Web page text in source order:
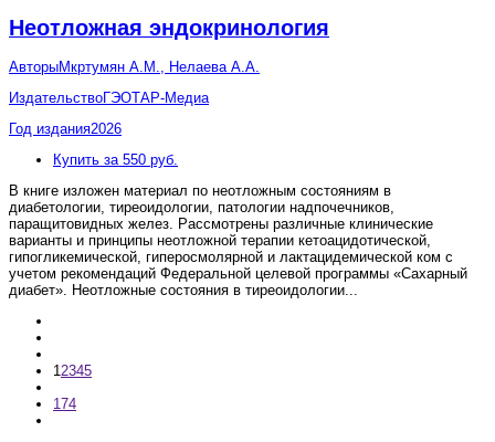
Неотложная эндокринология
АвторыМкртумян А.М., Нелаева А.А.
ИздательствоГЭОТАР-Медиа
Год издания2026
Купить за 550 руб.
В книге изложен материал по неотложным состояниям в
диабетологии, тиреоидологии, патологии надпочечников,
паращитовидных желез. Рассмотрены различные клинические
варианты и принципы неотложной терапии кетоацидотической,
гипогликемической, гиперосмолярной и лактацидемической ком с
учетом рекомендаций Федеральной целевой программы «Сахарный
диабет». Неотложные состояния в тиреоидологии...
12345
174